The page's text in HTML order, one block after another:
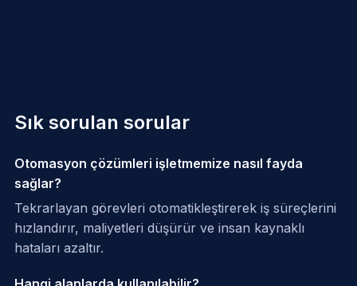
Sık sorulan sorular
Otomasyon çözümleri işletmemize nasıl fayda
sağlar?
Tekrarlayan görevleri otomatikleştirerek iş süreçlerini
hızlandırır, maliyetleri düşürür ve insan kaynaklı
hataları azaltır.